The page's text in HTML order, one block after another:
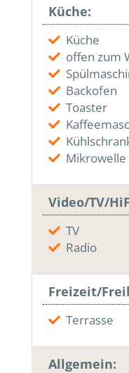
Küche:
Küche
offen zum
Backofen
Toaster
Mikrowelle
Video/TV/
TV
Radio
Freizeit/
Terrasse
Allgemein: